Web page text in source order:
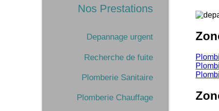
Nos Prestations
Depannage urgent
Recherche de fuite
Plomberie Sanitaire
Plomberie Chauffage